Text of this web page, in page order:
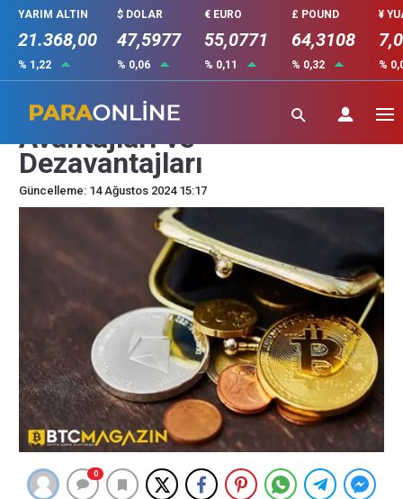
YARIM ALTIN
21.368,00
% 1,22
$ DOLAR
47,5977
% 0,06
€ EURO
55,0771
% 0,11
£ POUND
64,3108
% 0,32
¥
%
Yerli Kripto Borsalarının
Avantajları ve
Dezavantajları
Güncelleme: 14 Ağustos 2024 15:17
0